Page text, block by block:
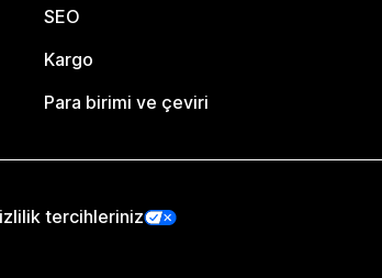
SEO
Kargo
Para birimi ve çeviri
tercihleriniz